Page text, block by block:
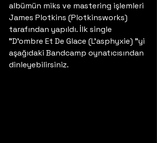
albümün miks ve mastering işlemleri
James Plotkins (Plotkinsworks)
tarafından yapıldı. İlk single
"D'ombre Et De Glace (L'asphyxie) "yi
aşağıdaki Bandcamp oynatıcısından
dinleyebilirsiniz.